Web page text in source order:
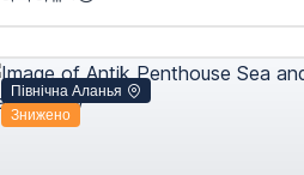
Північна Аланья
Знижено